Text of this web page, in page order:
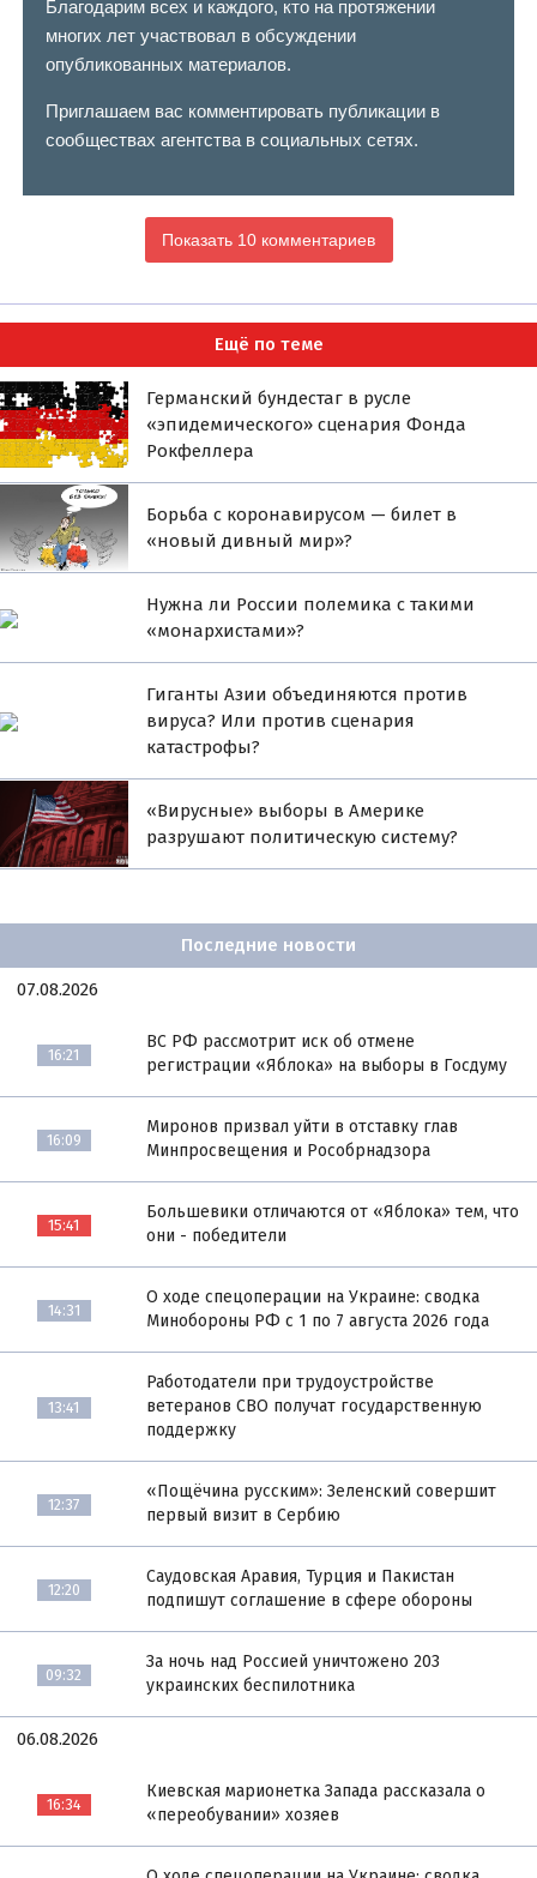
Благодарим всех и каждого, кто на протяжении
многих лет участвовал в обсуждении
опубликованных материалов.
Приглашаем вас комментировать публикации в
сообществах агентства в социальных сетях.
Показать 10 комментариев
Ещё по теме
Германский бундестаг в русле
«эпидемического» сценария Фонда
Рокфеллера
Борьба с коронавирусом — билет в
«новый дивный мир»?
Нужна ли России полемика с такими
«монархистами»?
Гиганты Азии объединяются против
вируса? Или против сценария
катастрофы?
«Вирусные» выборы в Америке
разрушают политическую систему?
Последние новости
07.08.2026
16:21
ВС РФ рассмотрит иск об отмене
регистрации «Яблока» на выборы в Госдуму
16:09
Миронов призвал уйти в отставку глав
Минпросвещения и Рособрнадзора
15:41
Большевики отличаются от «Яблока» тем, что
они - победители
14:31
О ходе спецоперации на Украине: сводка
Минобороны РФ с 1 по 7 августа 2026 года
13:41
Работодатели при трудоустройстве
ветеранов СВО получат государственную
поддержку
12:37
«Пощёчина русским»: Зеленский совершит
первый визит в Сербию
12:20
Саудовская Аравия, Турция и Пакистан
подпишут соглашение в сфере обороны
09:32
За ночь над Россией уничтожено 203
украинских беспилотника
06.08.2026
16:34
Киевская марионетка Запада рассказала о
«переобувании» хозяев